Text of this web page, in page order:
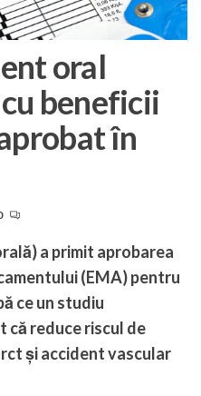
oral
beneficii
în
a primit aprobarea
(EMA) pentru
ce un studiu
reduce riscul de
și accident vascular